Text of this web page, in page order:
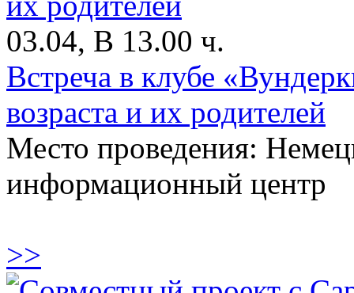
03.04, В 13.00 ч.
Встреча в клубе
возраста и их родителей
Место проведения:
информационный центр
>>